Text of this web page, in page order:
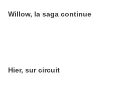
Willow, la saga continue
Hier, sur circuit